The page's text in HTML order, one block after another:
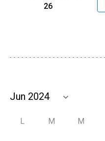
26
L M M